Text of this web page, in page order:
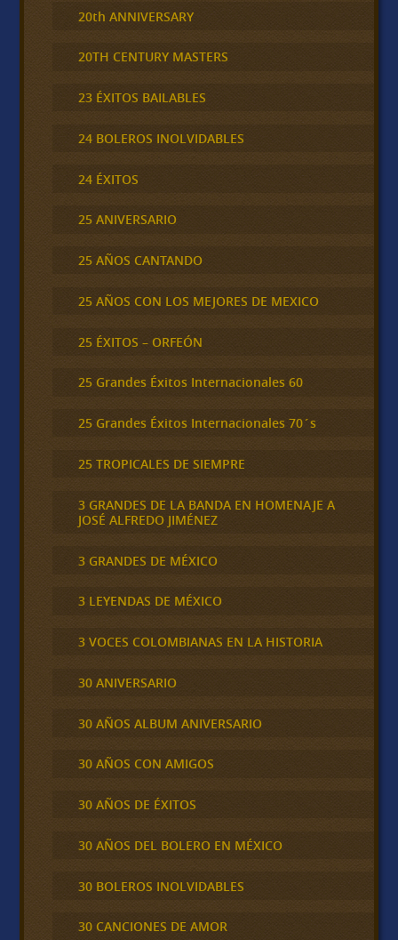
20th ANNIVERSARY
20TH CENTURY MASTERS
23 ÉXITOS BAILABLES
24 BOLEROS INOLVIDABLES
24 ÉXITOS
25 ANIVERSARIO
25 AÑOS CANTANDO
25 AÑOS CON LOS MEJORES DE MEXICO
25 ÉXITOS – ORFEÓN
25 Grandes Éxitos Internacionales 60
25 Grandes Éxitos Internacionales 70´s
25 TROPICALES DE SIEMPRE
3 GRANDES DE LA BANDA EN HOMENAJE A
JOSÉ ALFREDO JIMÉNEZ
3 GRANDES DE MÉXICO
3 LEYENDAS DE MÉXICO
3 VOCES COLOMBIANAS EN LA HISTORIA
30 ANIVERSARIO
30 AÑOS ALBUM ANIVERSARIO
30 AÑOS CON AMIGOS
30 AÑOS DE ÉXITOS
30 AÑOS DEL BOLERO EN MÉXICO
30 BOLEROS INOLVIDABLES
30 CANCIONES DE AMOR